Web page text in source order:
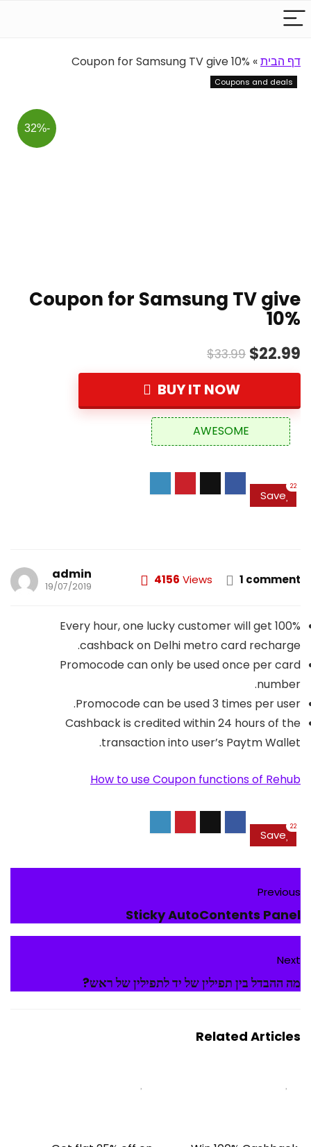
דף הבית»
Coupon for Samsung TV give 10%
Coupons and deals
-32%
Coupon for Samsung TV give
10%
$22.99
$33.99
BUY IT NOW
AWESOME
Save
22
admin
19/07/2019 4156 Views 1 comment
Every hour, one lucky customer will get 100%
cashback on Delhi metro card recharge.
Promocode can only be used once per card
number.
Promocode can be used 3 times per user.
Cashback is credited within 24 hours of the
transaction into user’s Paytm Wallet.
How to use Coupon functions of Rehub
Save
22
Previous
Sticky AutoContents Panel
Next
מה ההבדל בין תפילין של יד לתפילין של ראש?
Related Articles